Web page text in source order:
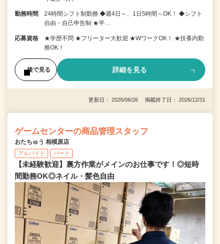
勤務時間
24時間シフト制勤務 ◆週4日～、1日5時間～OK！ ◆シフト
自由・自己申告制 ★平…
応募資格
★学歴不問 ★フリーター大歓迎 ★WワークOK！ ★扶養内勤
務OK！
後で見る 詳細を見る
更新日： 2026/06/26 掲載終了日： 2026/12/31
ゲームセンターの商品管理スタッフ
おたちゅう 相模原店
アルバイト パート
【未経験歓迎】裏方作業がメインのお仕事です！◎短時
間勤務OK◎ネイル・髪色自由